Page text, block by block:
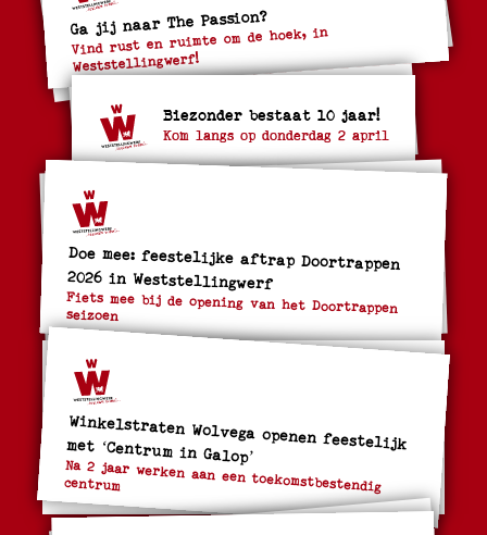
Ga jij naar The Passion?
Vind rust en ruimte om de hoek, in
Weststellingwerf!
Biezonder bestaat 10 jaar!
Kom langs op donderdag 2 april
Doe mee: feestelijke aftrap Doortrappen
2026 in Weststellingwerf
Fiets mee bij de opening van het Doortrappen
seizoen
Winkelstraten Wolvega openen feestelijk met ‘Centrum in Galop’
Na 2 jaar werken aan een toekomstbestendig
centrum